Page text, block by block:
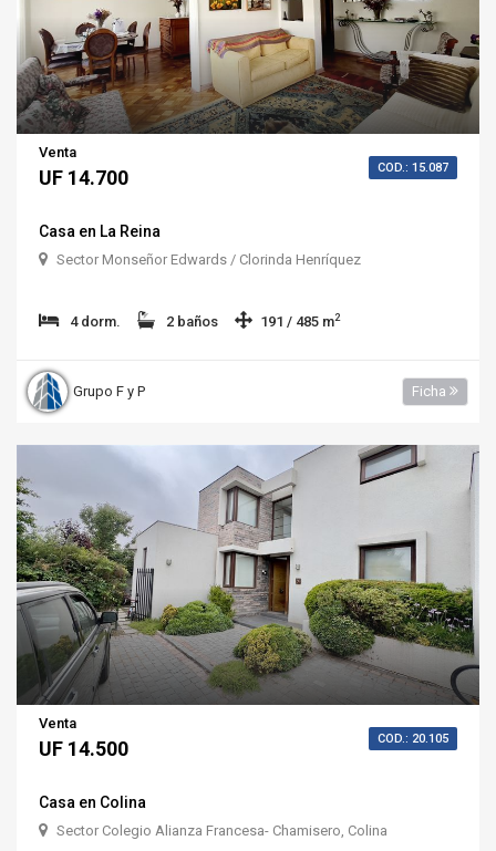
Venta
UF 14.700 COD.: 15.087
Casa en La Reina
Sector Monseñor Edwards / Clorinda Henríquez
4 dorm. 2 baños 191 / 485 m2
Grupo F y P Ficha
Venta
UF 14.500 COD.: 20.105
Casa en Colina
Sector Colegio Alianza Francesa- Chamisero, Colina